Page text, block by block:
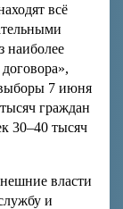
всё
наиболее
7 июня
граждан
30–40 тысяч
власти
и